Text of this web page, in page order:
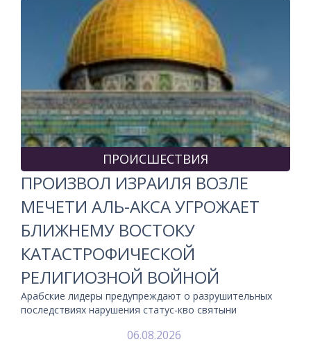
ПРОИСШЕСТВИЯ
ПРОИЗВОЛ ИЗРАИЛЯ ВОЗЛЕ
МЕЧЕТИ АЛЬ-АКСА УГРОЖАЕТ
БЛИЖНЕМУ ВОСТОКУ
КАТАСТРОФИЧЕСКОЙ
РЕЛИГИОЗНОЙ ВОЙНОЙ
Арабские лидеры предупреждают о разрушительных
последствиях нарушения статус-кво святыни
06.08.2026